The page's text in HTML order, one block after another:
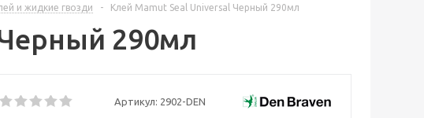
и жидкие гвозди - Клей Mamut Seal Universal Черный 290мл
290мл
Артикул: 2902-DEN